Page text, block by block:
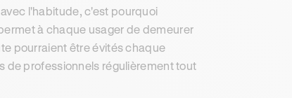
avec l'habitude, c'est pourquoi
à chaque usager de demeurer
pourraient être évités chaque
de professionnels régulièrement tout